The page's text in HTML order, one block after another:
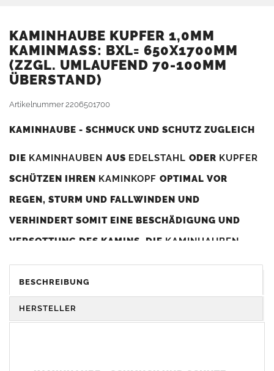
KAMINHAUBE KUPFER 1,0MM
KAMINMASS: BXL= 650X1700MM (
ZZGL. UMLAUFEND 70-100MM Ü
BERSTAND)
Artikelnummer2206501700
KAMINHAUBE - SCHMUCK UND SCHUTZ ZUGLEICH
DIE KAMINHAUBEN AUS EDELSTAHL ODER KUPFER
SCHÜTZEN IHREN KAMINKOPF OPTIMAL VOR
REGEN, STURM UND FALLWINDEN UND
VERHINDERT SOMIT EINE BESCHÄDIGUNG UND
VERSOTTUNG DES KAMINS. DIE KAMINHAUBEN
DIENEN GLEICHZEITIG ALS GESTALTERISCHES
ELEMENT ZUR VERSCHÖNERUNG DES BAUWERKS.
BESCHREIBUNG
HERSTELLER